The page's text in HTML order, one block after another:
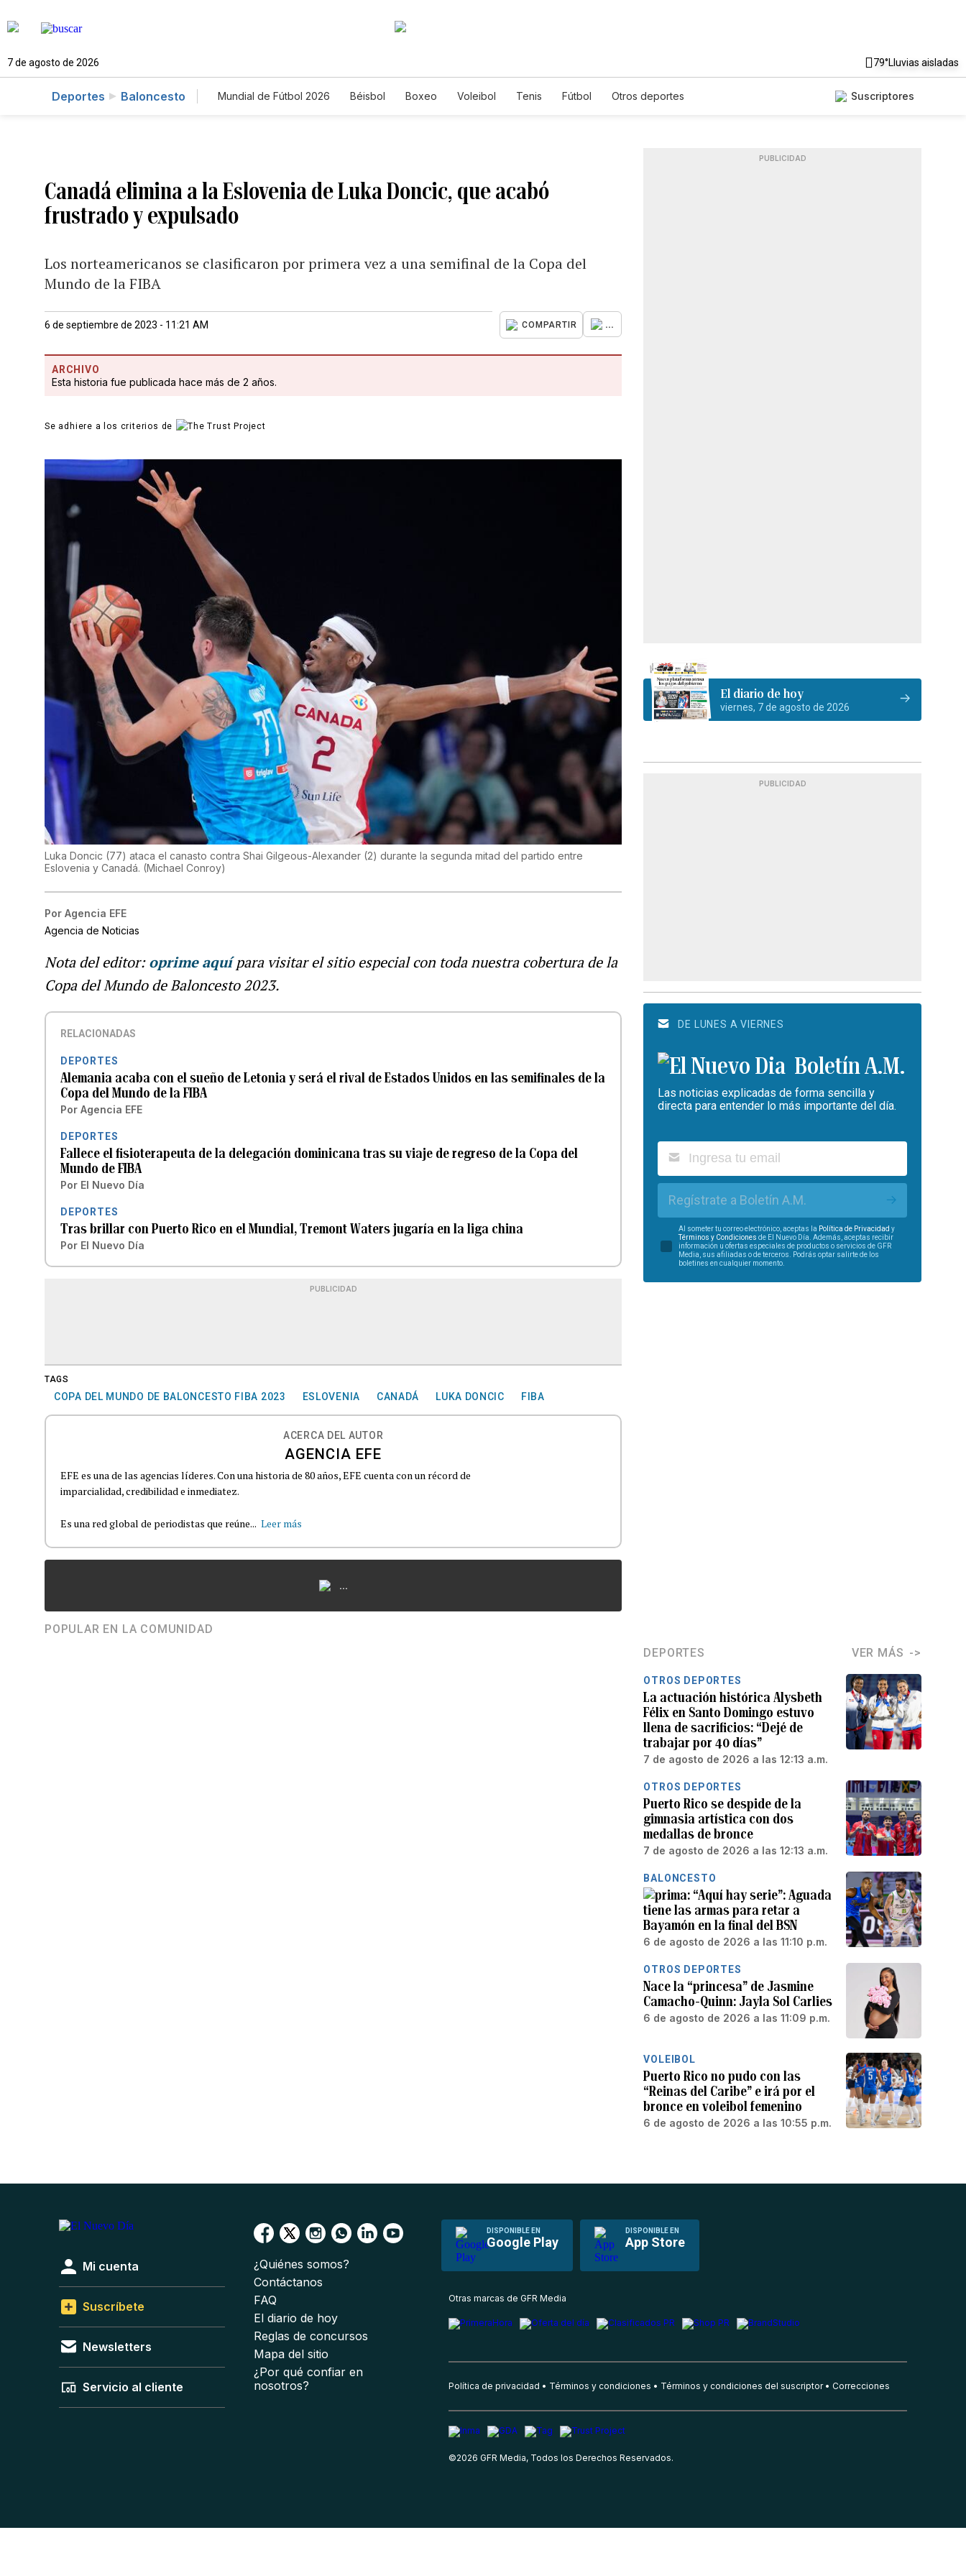
7 de agosto de 2026 79°Lluvias aisladas
Deportes Baloncesto Mundial de Fútbol 2026 Béisbol Boxeo Voleibol Tenis Fútbol Otros deportes Suscriptores
Canadá elimina a la Eslovenia de Luka Doncic, que acabó
frustrado y expulsado
Los norteamericanos se clasificaron por primera vez a una semifinal de la Copa del
Mundo de la FIBA
6 de septiembre de 2023 - 11:21 AM COMPARTIR ...
ARCHIVO
Esta historia fue publicada hace más de 2 años.
Se adhiere a los criterios de
Luka Doncic (77) ataca el canasto contra Shai Gilgeous-Alexander (2) durante la segunda mitad del partido entre
Eslovenia y Canadá. (Michael Conroy)
Por Agencia EFE
Agencia de Noticias
Nota del editor:oprime aquípara visitar el sitio especial con toda nuestra cobertura de la
Copa del Mundo de Baloncesto 2023.
RELACIONADAS
DEPORTES
Alemania acaba con el sueño de Letonia y será el rival de Estados Unidos en las semifinales de la
Copa del Mundo de la FIBA
Por Agencia EFE
DEPORTES
Fallece el fisioterapeuta de la delegación dominicana tras su viaje de regreso de la Copa del
Mundo de FIBA
Por El Nuevo Día
DEPORTES
Tras brillar con Puerto Rico en el Mundial, Tremont Waters jugaría en la liga china
Por El Nuevo Día
PUBLICIDAD
TAGS
COPA DEL MUNDO DE BALONCESTO FIBA 2023 ESLOVENIA CANADÁ LUKA DONCIC FIBA
ACERCA DEL AUTOR
AGENCIA EFE
EFE es una de las agencias líderes. Con una historia de 80 años, EFE cuenta con un récord de
imparcialidad, credibilidad e inmediatez.
Es una red global de periodistas que reúne... Leer más
...
POPULAR EN LA COMUNIDAD
PUBLICIDAD
El diario de hoy
viernes, 7 de agosto de 2026
PUBLICIDAD
DE LUNES A VIERNES
Boletín A.M.
Las noticias explicadas de forma sencilla y
directa para entender lo más importante del día.
Regístrate a Boletín A.M.
Al someter tu correo electrónico, aceptas la Política de Privacidad y
Términos y Condiciones de El Nuevo Día. Además, aceptas recibir
información u ofertas especiales de productos o servicios de GFR
Media, sus afiliadas o de terceros. Podrás optar salirte de los
boletines en cualquier momento.
DEPORTES VER MÁS
OTROS DEPORTES
La actuación histórica Alysbeth
Félix en Santo Domingo estuvo
llena de sacrificios: “Dejé de
trabajar por 40 días”
7 de agosto de 2026 a las 12:13 a.m.
OTROS DEPORTES
Puerto Rico se despide de la
gimnasia artística con dos
medallas de bronce
7 de agosto de 2026 a las 12:13 a.m.
BALONCESTO
“Aquí hay serie”: Aguada
tiene las armas para retar a
Bayamón en la final del BSN
6 de agosto de 2026 a las 11:10 p.m.
OTROS DEPORTES
Nace la “princesa” de Jasmine
Camacho-Quinn: Jayla Sol Carlies
6 de agosto de 2026 a las 11:09 p.m.
VOLEIBOL
Puerto Rico no pudo con las
“Reinas del Caribe” e irá por el
bronce en voleibol femenino
6 de agosto de 2026 a las 10:55 p.m.
DISPONIBLE EN
Google Play
DISPONIBLE EN
App Store
Mi cuenta
Suscríbete
Newsletters
Servicio al cliente
¿Quiénes somos?
Contáctanos
FAQ
El diario de hoy
Reglas de concursos
Mapa del sitio
¿Por qué confiar en
nosotros?
Otras marcas de GFR Media
Política de privacidad Términos y condiciones Términos y condiciones del suscriptor Correcciones
©2026 GFR Media, Todos los Derechos Reservados.